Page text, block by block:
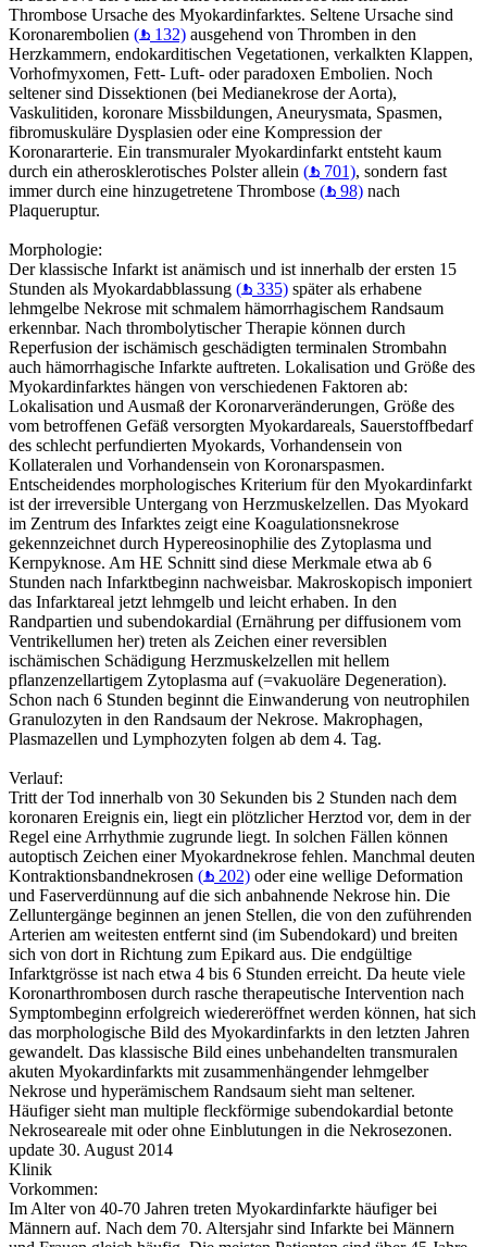
Thrombose Ursache des Myokardinfarktes. Seltene Ursache sind
Koronarembolien ( 132) ausgehend von Thromben in den
Herzkammern, endokarditischen Vegetationen, verkalkten Klappen,
Vorhofmyxomen, Fett- Luft- oder paradoxen Embolien. Noch
seltener sind Dissektionen (bei Medianekrose der Aorta),
Vaskulitiden, koronare Missbildungen, Aneurysmata, Spasmen,
fibromuskuläre Dysplasien oder eine Kompression der
Koronararterie. Ein transmuraler Myokardinfarkt entsteht kaum
durch ein atherosklerotisches Polster allein ( 701), sondern fast
immer durch eine hinzugetretene Thrombose ( 98) nach
Plaqueruptur.
Morphologie:
Der klassische Infarkt ist anämisch und ist innerhalb der ersten 15
Stunden als Myokardabblassung ( 335) später als erhabene
lehmgelbe Nekrose mit schmalem hämorrhagischem Randsaum
erkennbar. Nach thrombolytischer Therapie können durch
Reperfusion der ischämisch geschädigten terminalen Strombahn
auch hämorrhagische Infarkte auftreten. Lokalisation und Größe des
Myokardinfarktes hängen von verschiedenen Faktoren ab:
Lokalisation und Ausmaß der Koronarveränderungen, Größe des
vom betroffenen Gefäß versorgten Myokardareals, Sauerstoffbedarf
des schlecht perfundierten Myokards, Vorhandensein von
Kollateralen und Vorhandensein von Koronarspasmen.
Entscheidendes morphologisches Kriterium für den Myokardinfarkt
ist der irreversible Untergang von Herzmuskelzellen. Das Myokard
im Zentrum des Infarktes zeigt eine Koagulationsnekrose
gekennzeichnet durch Hypereosinophilie des Zytoplasma und
Kernpyknose. Am HE Schnitt sind diese Merkmale etwa ab 6
Stunden nach Infarktbeginn nachweisbar. Makroskopisch imponiert
das Infarktareal jetzt lehmgelb und leicht erhaben. In den
Randpartien und subendokardial (Ernährung per diffusionem vom
Ventrikellumen her) treten als Zeichen einer reversiblen
ischämischen Schädigung Herzmuskelzellen mit hellem
pflanzenzellartigem Zytoplasma auf (=vakuoläre Degeneration).
Schon nach 6 Stunden beginnt die Einwanderung von neutrophilen
Granulozyten in den Randsaum der Nekrose. Makrophagen,
Plasmazellen und Lymphozyten folgen ab dem 4. Tag.
Verlauf:
Tritt der Tod innerhalb von 30 Sekunden bis 2 Stunden nach dem
koronaren Ereignis ein, liegt ein plötzlicher Herztod vor, dem in der
Regel eine Arrhythmie zugrunde liegt. In solchen Fällen können
autoptisch Zeichen einer Myokardnekrose fehlen. Manchmal deuten
Kontraktionsbandnekrosen ( 202) oder eine wellige Deformation
und Faserverdünnung auf die sich anbahnende Nekrose hin. Die
Zelluntergänge beginnen an jenen Stellen, die von den zuführenden
Arterien am weitesten entfernt sind (im Subendokard) und breiten
sich von dort in Richtung zum Epikard aus. Die endgültige
Infarktgrösse ist nach etwa 4 bis 6 Stunden erreicht. Da heute viele
Koronarthrombosen durch rasche therapeutische Intervention nach
Symptombeginn erfolgreich wiedereröffnet werden können, hat sich
das morphologische Bild des Myokardinfarkts in den letzten Jahren
gewandelt. Das klassische Bild eines unbehandelten transmuralen
akuten Myokardinfarkts mit zusammenhängender lehmgelber
Nekrose und hyperämischem Randsaum sieht man seltener.
Häufiger sieht man multiple fleckförmige subendokardial betonte
Nekroseareale mit oder ohne Einblutungen in die Nekrosezonen.
update 30. August 2014
Klinik
Vorkommen:
Im Alter von 40-70 Jahren treten Myokardinfarkte häufiger bei
Männern auf. Nach dem 70. Altersjahr sind Infarkte bei Männern